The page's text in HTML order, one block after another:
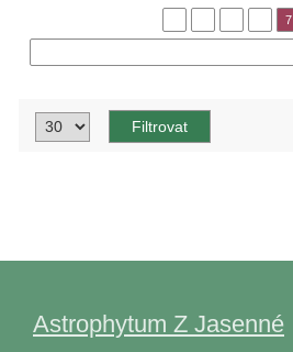
7
Astrophytum Z Jasenné